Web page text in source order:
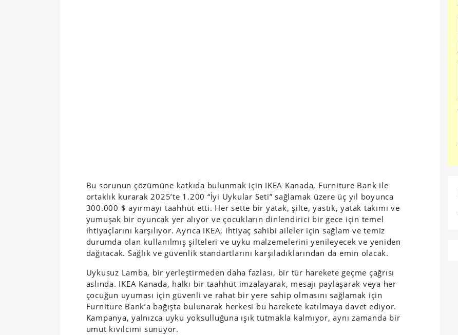
Bu sorunun çözümüne katkıda bulunmak için IKEA Kanada, Furniture Bank ile
ortaklık kurarak 2025’te 1.200 “İyi Uykular Seti” sağlamak üzere üç yıl boyunca
300.000 $ ayırmayı taahhüt etti. Her sette bir yatak, şilte, yastık, yatak takımı ve
yumuşak bir oyuncak yer alıyor ve çocukların dinlendirici bir gece için temel
ihtiyaçlarını karşılıyor. Ayrıca IKEA, ihtiyaç sahibi aileler için sağlam ve temiz
durumda olan kullanılmış şilteleri ve uyku malzemelerini yenileyecek ve yeniden
dağıtacak. Sağlık ve güvenlik standartlarını karşıladıklarından da emin olacak.
Uykusuz Lamba, bir yerleştirmeden daha fazlası, bir tür harekete geçme çağrısı
aslında. IKEA Kanada, halkı bir taahhüt imzalayarak, mesajı paylaşarak veya her
çocuğun uyuması için güvenli ve rahat bir yere sahip olmasını sağlamak için
Furniture Bank’a bağışta bulunarak herkesi bu harekete katılmaya davet ediyor.
Kampanya, yalnızca uyku yoksulluğuna ışık tutmakla kalmıyor, aynı zamanda bir
umut kıvılcımı sunuyor.